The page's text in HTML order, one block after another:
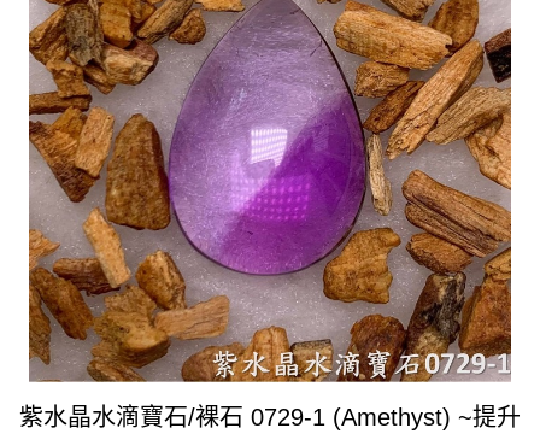
紫水晶水滴寶石/裸石 0729-1 (Amethyst) ~提升